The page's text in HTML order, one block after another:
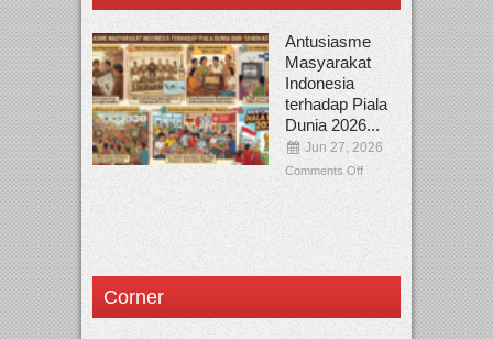
Antusiasme
Masyarakat
Indonesia
terhadap Piala
Dunia 2026...
Jun 27, 2026
Comments Off
Corner